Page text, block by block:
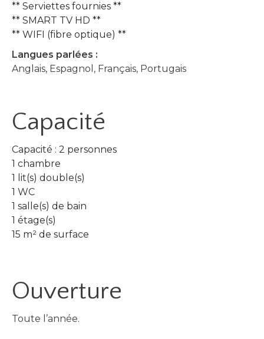
** Serviettes fournies **
** SMART TV HD **
** WIFI (fibre optique) **
Langues parlées :
Anglais, Espagnol, Français, Portugais
Capacité
Capacité : 2 personnes
1 chambre
1 lit(s) double(s)
1 WC
1 salle(s) de bain
1 étage(s)
15 m² de surface
Ouverture
Toute l’année.